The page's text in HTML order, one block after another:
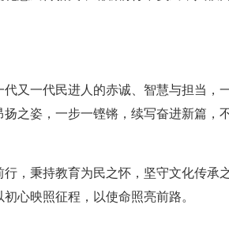
又一代民进人的赤诚、智慧与担当，
之姿，一步一铿锵，续写奋进新篇，
，秉持教育为民之怀，坚守文化传承
心映照征程，以使命照亮前路。